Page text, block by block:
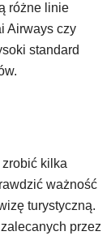
różne linie
Airways czy
standard
kilka
ważność
turystyczną.
przez